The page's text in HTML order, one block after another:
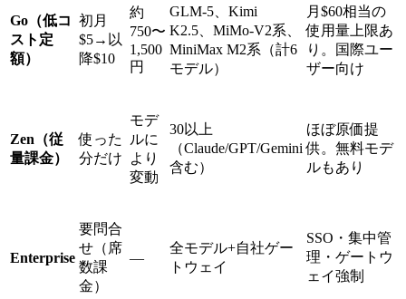
Go（低コ
スト定
額）
初月
$5→以
降$10
約
750〜
1,500
円
GLM-5、Kimi
K2.5、MiMo-V2系、
MiniMax M2系（計6
モデル）
月$60相当の
使用量上限あ
り。国際ユー
ザー向け
Zen（従
量課金）
使った
分だけ
モデ
ルに
より
変動
30以上
（Claude/GPT/Gemini
含む）
ほぼ原価提
供。無料モデ
ルもあり
Enterprise
要問合
せ（席
数課
金）
—
全モデル+自社ゲー
トウェイ
SSO・集中管
理・ゲートウ
ェイ強制